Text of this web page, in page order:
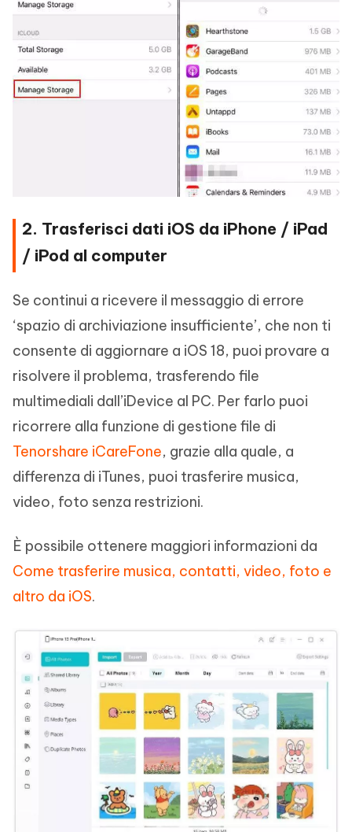
2. Trasferisci dati iOS da iPhone / iPad
/ iPod al computer
Se continui a ricevere il messaggio di errore
‘spazio di archiviazione insufficiente’, che non ti
consente di aggiornare a iOS 18, puoi provare a
risolvere il problema, trasferendo file
multimediali dall’iDevice al PC. Per farlo puoi
ricorrere alla funzione di gestione file di
Tenorshare iCareFone, grazie alla quale, a
differenza di iTunes, puoi trasferire musica,
video, foto senza restrizioni.
È possibile ottenere maggiori informazioni da
Come trasferire musica, contatti, video, foto e
altro da iOS.